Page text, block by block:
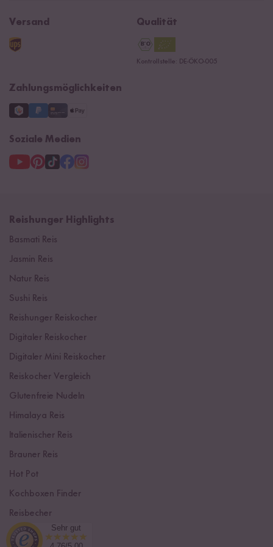
Kontaktformular
Navacopah
Reishunger Gutscheine
B2B
Datenschutzerklärung
Versand Qualität
Kontrollstelle: DE-ÖKO-005
Zahlungsmöglichkeiten
Soziale Medien
Reishunger Highlights
Basmati Reis
Jasmin Reis
Natur Reis
Sushi Reis
Reishunger Reiskocher
Digitaler Reiskocher
Digitaler Mini Reiskocher
Reiskocher Vergleich
Glutenfreie Nudeln
Himalaya Reis
Italienischer Reis
Brauner Reis
Hot Pot
Kochboxen Finder
Reisbecher
Sushi Einsteiger Box
Sehr gut